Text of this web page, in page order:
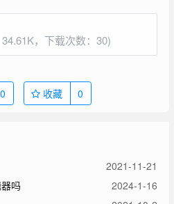
，下载次数：30)
0 收藏 0
2021-11-21
吗
2024-1-16